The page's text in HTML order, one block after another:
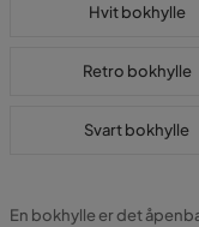
Hvit bokhylle
Retro bokhylle
Svart bokhylle
En bokhylle er det